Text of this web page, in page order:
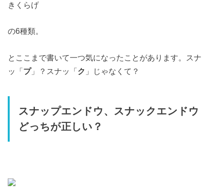
きくらげ
の6種類。
とここまで書いて一つ気になったことがあります。スナ
ッ「プ」？スナッ「ク 」じゃなくて？
スナップエンドウ、スナックエンドウ
どっちが正しい？